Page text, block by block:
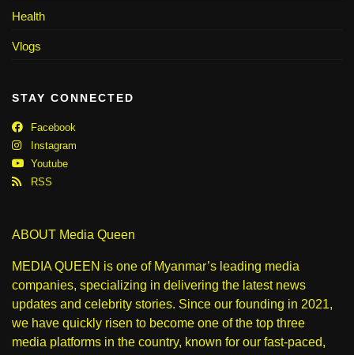
Health
Vlogs
STAY CONNECTED
Facebook
Instagram
Youtube
RSS
ABOUT Media Queen
MEDIA QUEEN is one of Myanmar’s leading media
companies, specializing in delivering the latest news
updates and celebrity stories. Since our founding in 2021,
we have quickly risen to become one of the top three
media platforms in the country, known for our fast-paced,